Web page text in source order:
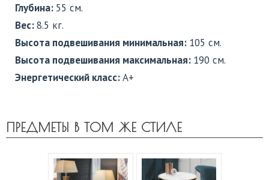
Глубина: 55 см.
Вес:8.5 кг.
Высота подвешивания минимальная: 105 см.
Высота подвешивания максимальная: 190 см.
Энергетический класс:A+
ПРЕДМЕТЫ В ТОМ ЖЕ СТИЛЕ